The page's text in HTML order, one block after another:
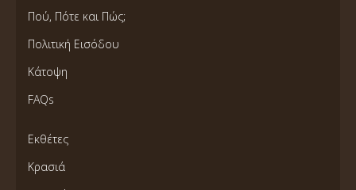
Πού, Πότε και Πώς;
Πολιτική Εισόδου
Κάτοψη
FAQs
Εκθέτες
Κρασιά